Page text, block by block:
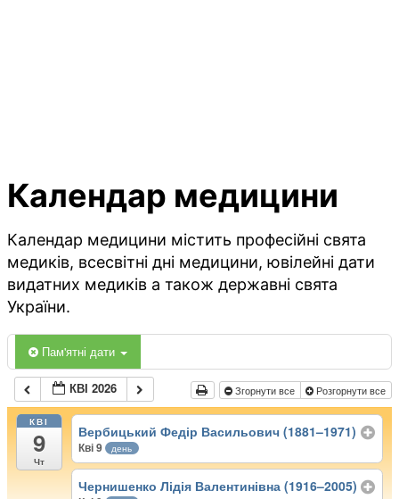
Календар медицини
Календар медицини містить професійні свята
медиків, всесвітні дні медицини, ювілейні дати
видатних медиків а також державні свята
України.
Пам'ятні дати
КВІ 2026 Згорнути все Розгорнути все
КВІ
9
Чт
Вербицький Федір Васильович (1881–1971)
Кві 9 день
Чернишенко Лідія Валентинівна (1916–2005)